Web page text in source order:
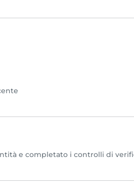
e completato i controlli di